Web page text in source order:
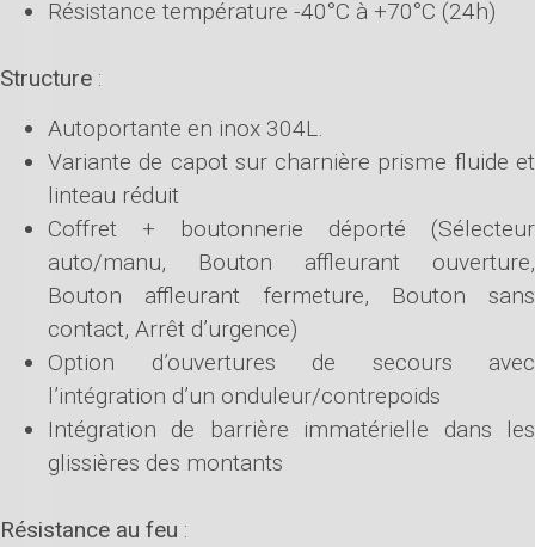
Résistance température -40°C à +70°C (24h)
Structure :
Autoportante en inox 304L.
Variante de capot sur charnière prisme fluide et
linteau réduit
Coffret + boutonnerie déporté (Sélecteur
auto/manu, Bouton affleurant ouverture,
Bouton affleurant fermeture, Bouton sans
contact, Arrêt d’urgence)
Option d’ouvertures de secours avec
l’intégration d’un onduleur/contrepoids
Intégration de barrière immatérielle dans les
glissières des montants
Résistance au feu :